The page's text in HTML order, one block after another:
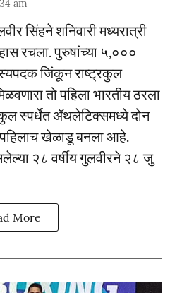
am
सिंहने शनिवारी मध्यरात्री
रचला. पुरुषांच्या ५,०‌००
जिंकून राष्ट्रकुल
तो पहिला भारतीय ठरला
स्पर्धेत ॲथलेटिक्समध्ये दोन
पहिलाच खेळाडू बनला आहे.
२८ वर्षीय गुलवीरने २८ जु
More